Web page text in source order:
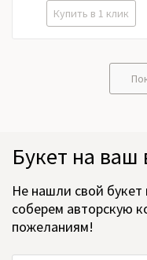
Купить в 1 клик
Букет на ваш
Не нашли свой
соберем авторскую
пожеланиям!